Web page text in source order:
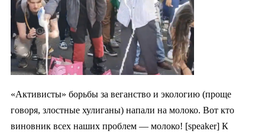
«Активисты» борьбы за веганство и экологию (проще
говоря, злостные хулиганы) напали на молоко. Вот кто
виновник всех наших проблем — молоко! [speaker] К